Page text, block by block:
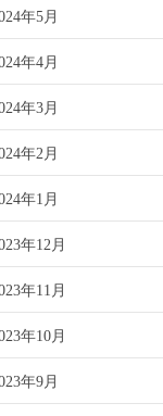
年5月
年4月
年3月
年2月
年1月
年12月
年11月
年10月
年9月